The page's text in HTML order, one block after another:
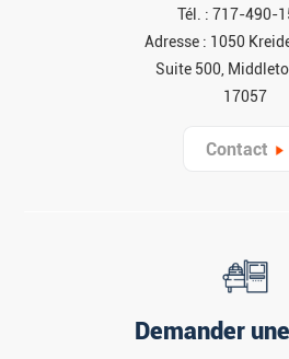
Tél. : 717-490-
Adresse : 1050
Suite 500,
17057
Contact
Demander